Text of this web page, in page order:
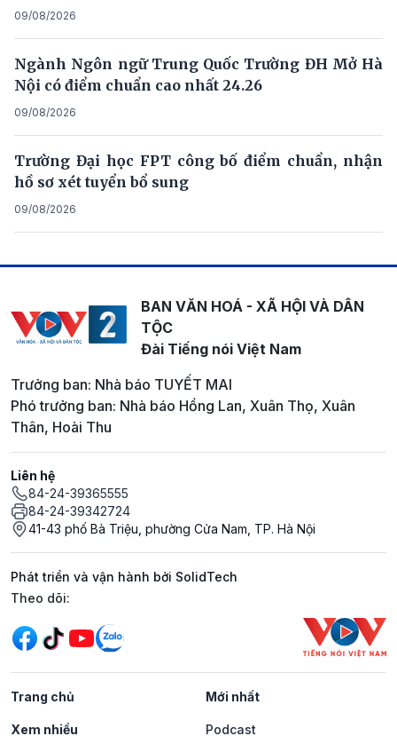
09/08/2026
Ngành Ngôn ngữ Trung Quốc Trường ĐH Mở Hà
Nội có điểm chuẩn cao nhất 24.26
09/08/2026
Trường Đại học FPT công bố điểm chuẩn, nhận
hồ sơ xét tuyển bổ sung
09/08/2026
BAN VĂN HOÁ - XÃ HỘI VÀ DÂN
TỘC
Đài Tiếng nói Việt Nam
Trưởng ban: Nhà báo TUYẾT MAI
Phó trưởng ban: Nhà báo Hồng Lan, Xuân Thọ, Xuân
Thân, Hoài Thu
Liên hệ
84-24-39365555
84-24-39342724
41-43 phố Bà Triệu, phường Cửa Nam, TP. Hà Nội
Phát triển và vận hành bởi SolidTech
Mạng xã hội
Theo dõi:
Trang chủ Mới nhất
Xem nhiều Podcast